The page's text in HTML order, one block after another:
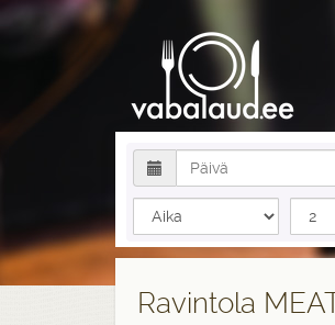
Ravintola